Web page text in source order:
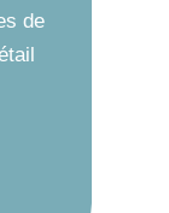
de